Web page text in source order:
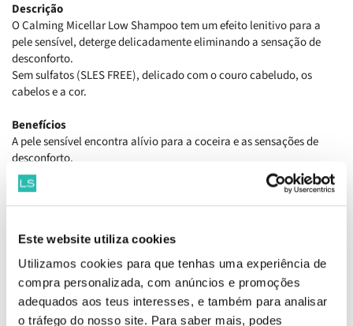
Este website utiliza cookies
Utilizamos cookies para que tenhas uma experiência de
compra personalizada, com anúncios e promoções
adequados aos teus interesses, e também para analisar
o tráfego do nosso site. Para saber mais, podes
Descrição
O Calming Micellar Low Shampoo tem um efeito lenitivo para a
pele sensível, deterge delicadamente eliminando a sensação de
desconforto.
Sem sulfatos (SLES FREE), delicado com o couro cabeludo, os
cabelos e a cor.
Benefícios
A pele sensível encontra alívio para a coceira e as sensações de
desconforto.
Como aplicar
Distribuir nos cabelos húmidos e emulsionar com água fazendo
enxaguar com atenção.
Aqua (Water), Sodium C14-16 Olefin Sulfonate, Cocamidopropyl
Betaine, Glycerin, Sodium Cocoamphoacetate, Parfum (Fragrance),